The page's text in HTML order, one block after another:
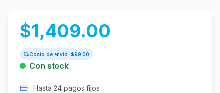
$1,409.00
Costo de envío: $99.00
Con stock
Hasta 24 pagos fijos